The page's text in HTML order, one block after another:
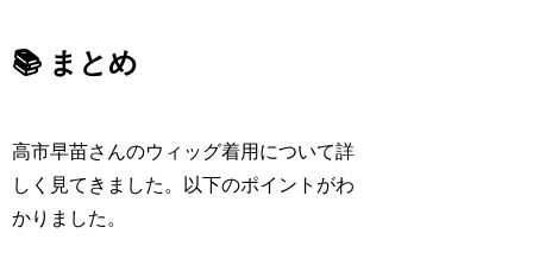
📚 まとめ
高市早苗さんのウィッグ着用について詳
しく見てきました。以下のポイントがわ
かりました。